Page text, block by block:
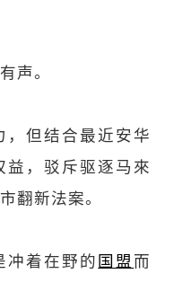
声。
，但结合最近安华
益，驳斥驱逐马來
翻新法案。
冲着在野的国盟 而